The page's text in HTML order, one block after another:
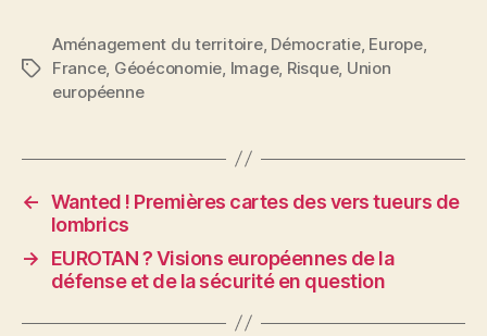
Étiquettes
Aménagement du territoire, Démocratie, Europe,
France, Géoéconomie Image, Risque, Union
européenne
← Wanted ! Premières cartes des vers tueurs de
lombrics
→
EUROTAN ? Visions européennes de la
défense et de la sécurité en question